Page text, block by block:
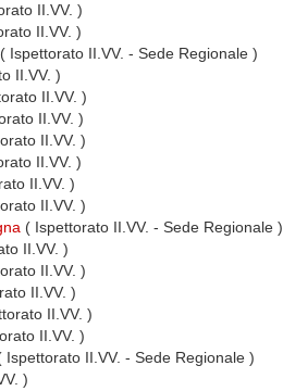
II.VV. )
II.VV. )
( Ispettorato II.VV. - Sede Regionale )
II.VV. )
II.VV. )
II.VV. )
II.VV. )
II.VV. )
II.VV. )
II.VV. )
( Ispettorato II.VV. - Sede Regionale )
II.VV. )
II.VV. )
II.VV. )
II.VV. )
II.VV. )
Ispettorato II.VV. - Sede Regionale )
)